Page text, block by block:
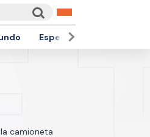
Espectáculos
camioneta